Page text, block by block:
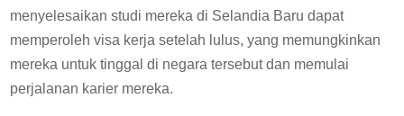
menyelesaikan studi mereka di Selandia Baru dapat
memperoleh visa kerja setelah lulus, yang memungkinkan
mereka untuk tinggal di negara tersebut dan memulai
perjalanan karier mereka.